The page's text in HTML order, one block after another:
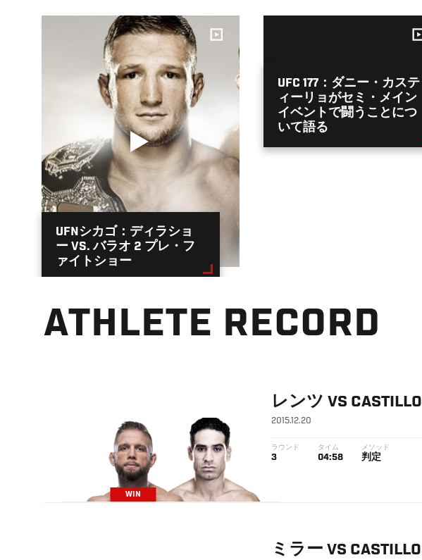
UFNシカゴ：ディラショ
ー VS. バラオ 2 プレ・フ
ァイトショー
UFC 177：ダニー・カステ
ィーリョがセミ・メイン
イベントで闘うことにつ
いて語る
ATHLETE RECORD
WIN
レンツ VS CASTILLO
2015.12.20
ラウンド
3
タイム
04:58
メソッド
判定
ミラー VS CASTILLO